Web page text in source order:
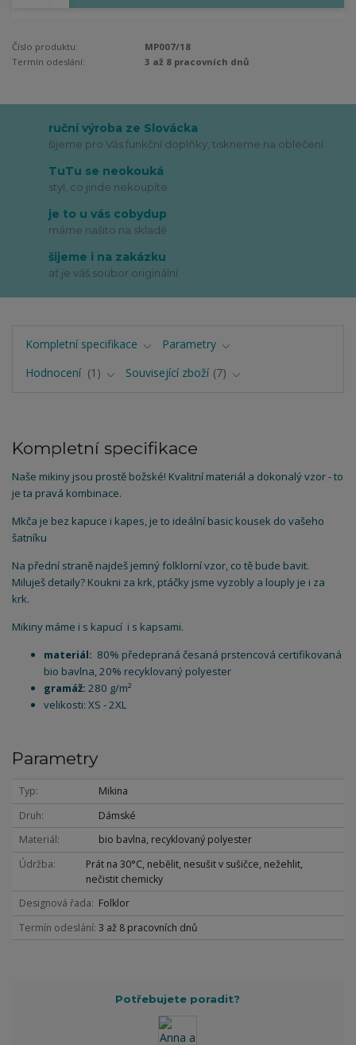
Číslo produktu:
MP007/18
Termín odeslání:
3 až 8 pracovních dnů
ruční výroba ze Slovácka
šijeme pro Vás funkční doplňky, tiskneme na oblečení
TuTu se neokouká
styl, co jinde nekoupíte
je to u vás cobydup
máme našito na skladě
šijeme i na zakázku
ať je váš soubor originální
Kompletní specifikace
Parametry
Hodnocení
1 Související zboží 7
Kompletní specifikace
Naše mikiny jsou prostě božské! Kvalitní materiál a dokonalý vzor - to
je ta pravá kombinace.
Mkča je bez kapuce i kapes, je to ideální basic kousek do vašeho
šatníku
Na přední straně najdeš jemný folklorní vzor, co tě bude bavit.
Miluješ detaily? Koukni za krk, ptáčky jsme vyzobly a louply je i za
krk.
Mikiny máme i s kapucí i s kapsami.
materiál: 80% předepraná česaná prstencová certifikovaná
bio bavlna, 20% recyklovaný polyester
gramáž: 280 g/m²
velikosti: XS - 2XL
Parametry
Typ
Mikina
Druh
Dámské
Materiál
bio bavlna, recyklovaný polyester
Údržba
Prát na 30°C, nebělit, nesušit v sušičce, nežehlit,
nečistit chemicky
Designová řada
Folklor
Termín odeslání 3 až 8 pracovních dnů
Potřebujete poradit?